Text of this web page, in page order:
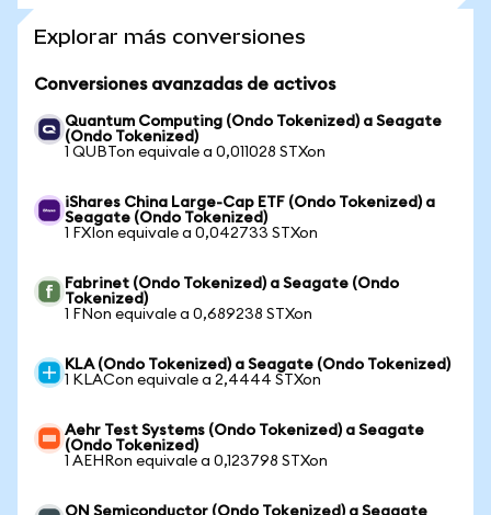
Explorar más conversiones
Conversiones avanzadas de activos
Quantum Computing (Ondo Tokenized) a Seagate
(Ondo Tokenized)
1 QUBTon equivale a 0,011028 STXon
iShares China Large-Cap ETF (Ondo Tokenized) a
Seagate (Ondo Tokenized)
1 FXIon equivale a 0,042733 STXon
Fabrinet (Ondo Tokenized) a Seagate (Ondo
Tokenized)
1 FNon equivale a 0,689238 STXon
KLA (Ondo Tokenized) a Seagate (Ondo Tokenized)
1 KLACon equivale a 2,4444 STXon
Aehr Test Systems (Ondo Tokenized) a Seagate
(Ondo Tokenized)
1 AEHRon equivale a 0,123798 STXon
ON Semiconductor (Ondo Tokenized) a Seagate